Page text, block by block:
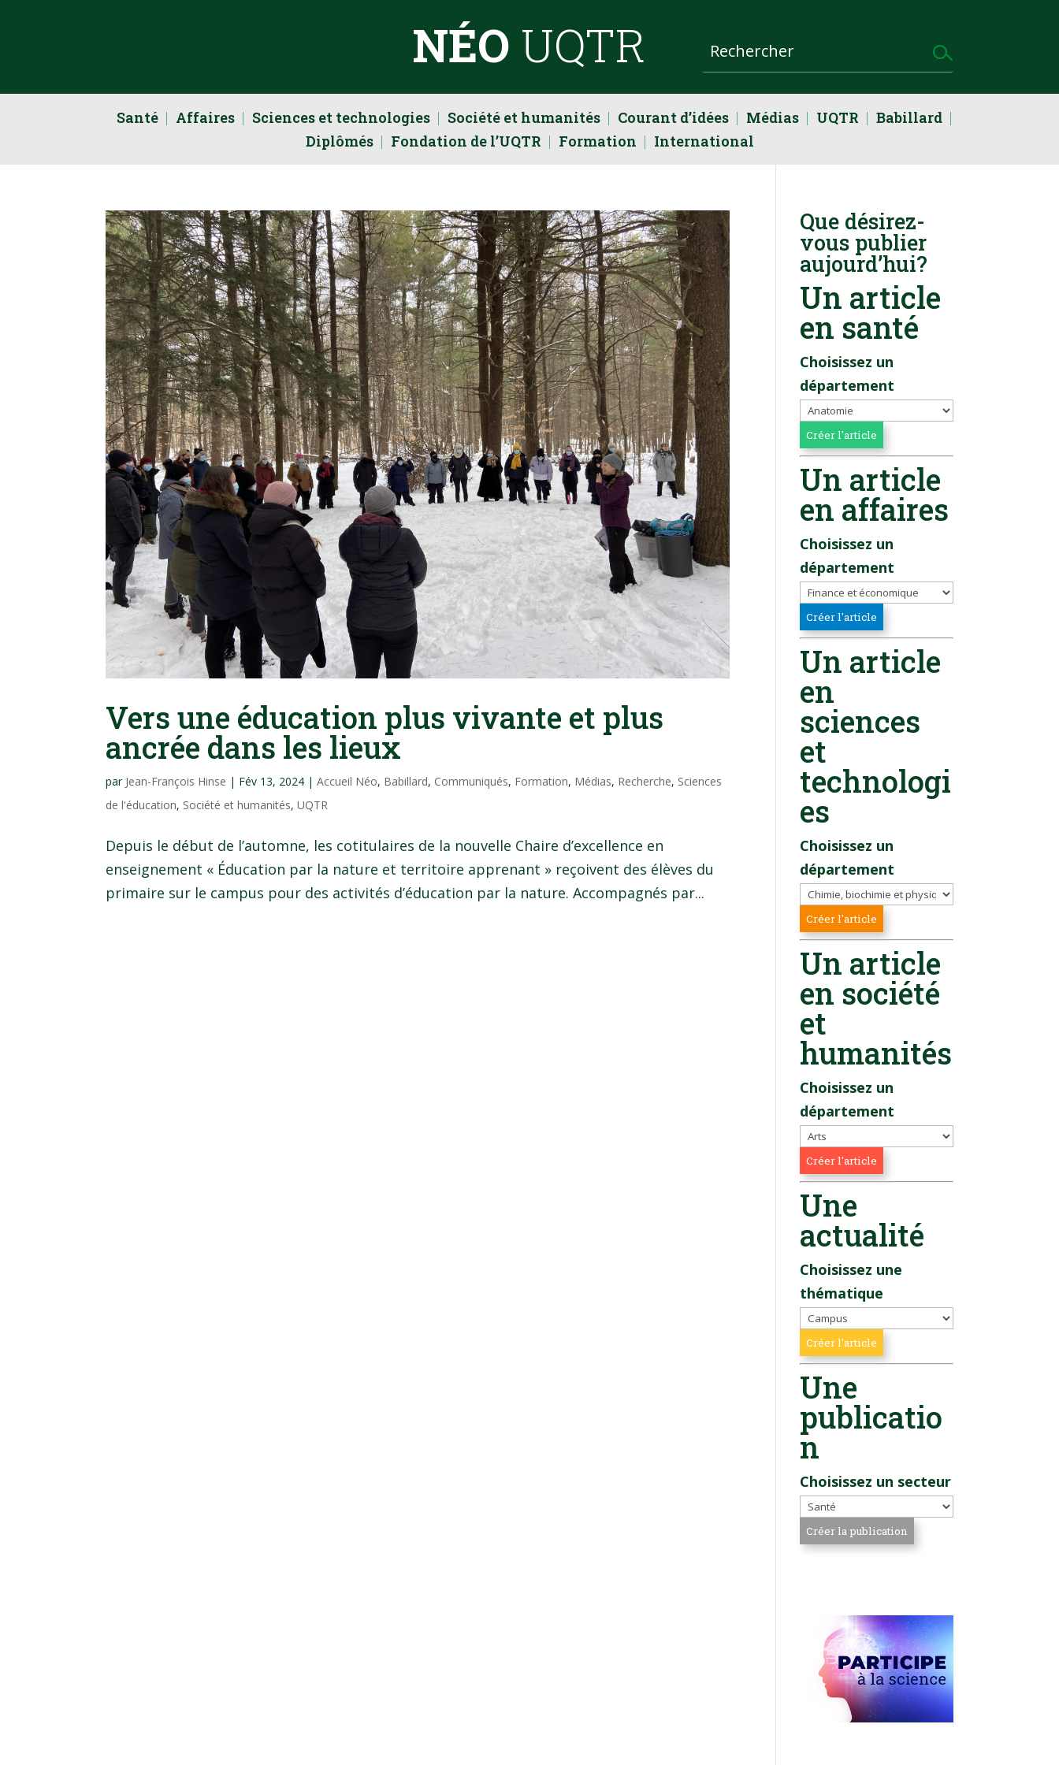
NÉO UQTR
Santé Affaires Sciences et technologies Société et humanités Courant d’idées Médias UQTR
Babillard
Diplômés
Fondation de l’UQTR Formation International
Vers une éducation plus vivante et plus
ancrée dans les lieux
par Jean-François Hinse | Fév 13, 2024 |Accueil Néo, Babillard, Communiqués, Formation, Médias, Recherche, Sciences
de l'éducation, Société et humanités,UQTR
Depuis le début de l’automne, les cotitulaires de la nouvelle Chaire d’excellence en
enseignement « Éducation par la nature et territoire apprenant » reçoivent des élèves du
primaire sur le campus pour des activités d’éducation par la nature. Accompagnés par...
Que désirez-
vous publier
aujourd’hui?
Un article
en santé
Choisissez un
département
Un article
en affaires
Choisissez un
département
Un article
en
sciences
et
technologi
es
Choisissez un
département
Un article
en société
et
humanités
Choisissez un
département
Une
actualité
Choisissez une
thématique
Une
publicatio
n
Choisissez un secteur